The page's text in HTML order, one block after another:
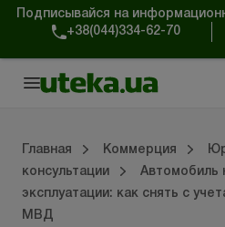
Подписывайся на
+38(044)334-62-70
Главная Коммерция
консультации
Автомобиль
эксплуатации: как снять с
МВД